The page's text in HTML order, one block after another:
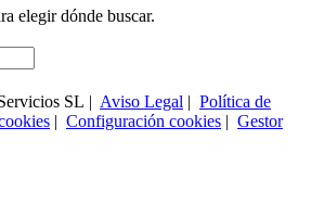
elegir dónde buscar.
SL | Aviso Legal | Política de
| Configuración cookies | Gestor